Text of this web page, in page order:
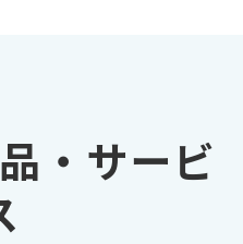
・サービ